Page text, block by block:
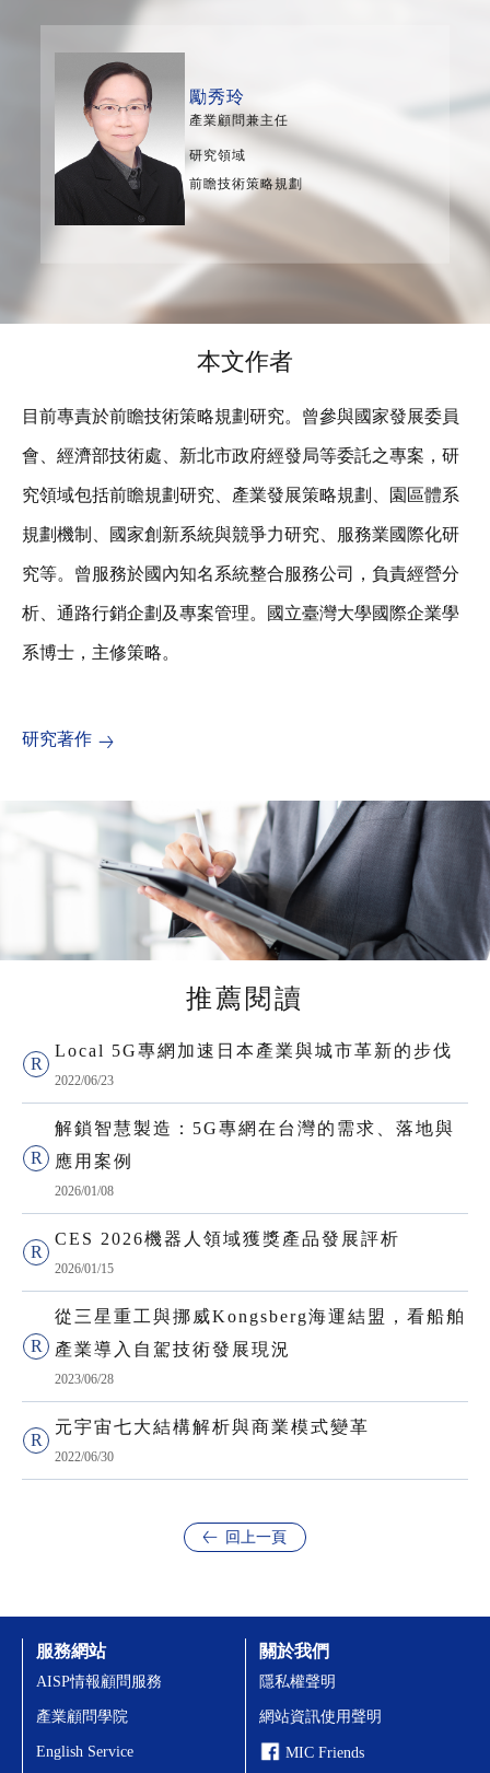
勵秀玲
產業顧問兼主任
研究領域
前瞻技術策略規劃
本文作者
目前專責於前瞻技術策略規劃研究。曾參與國家發展委員
會、經濟部技術處、新北市政府經發局等委託之專案，研
究領域包括前瞻規劃研究、產業發展策略規劃、園區體系
規劃機制、國家創新系統與競爭力研究、服務業國際化研
究等。曾服務於國內知名系統整合服務公司，負責經營分
析、通路行銷企劃及專案管理。國立臺灣大學國際企業學
系博士，主修策略。
研究著作
推薦閱讀
Local 5G專網加速日本產業與城市革新的步伐
2022/06/23
解鎖智慧製造：5G專網在台灣的需求、落地與
應用案例
2026/01/08
CES 2026機器人領域獲獎產品發展評析
2026/01/15
從三星重工與挪威Kongsberg海運結盟，看船舶
產業導入自駕技術發展現況
2023/06/28
元宇宙七大結構解析與商業模式變革
2022/06/30
回上一頁
服務網站
AISP情報顧問服務
產業顧問學院
English Service
關於我們
隱私權聲明
網站資訊使用聲明
MIC Friends